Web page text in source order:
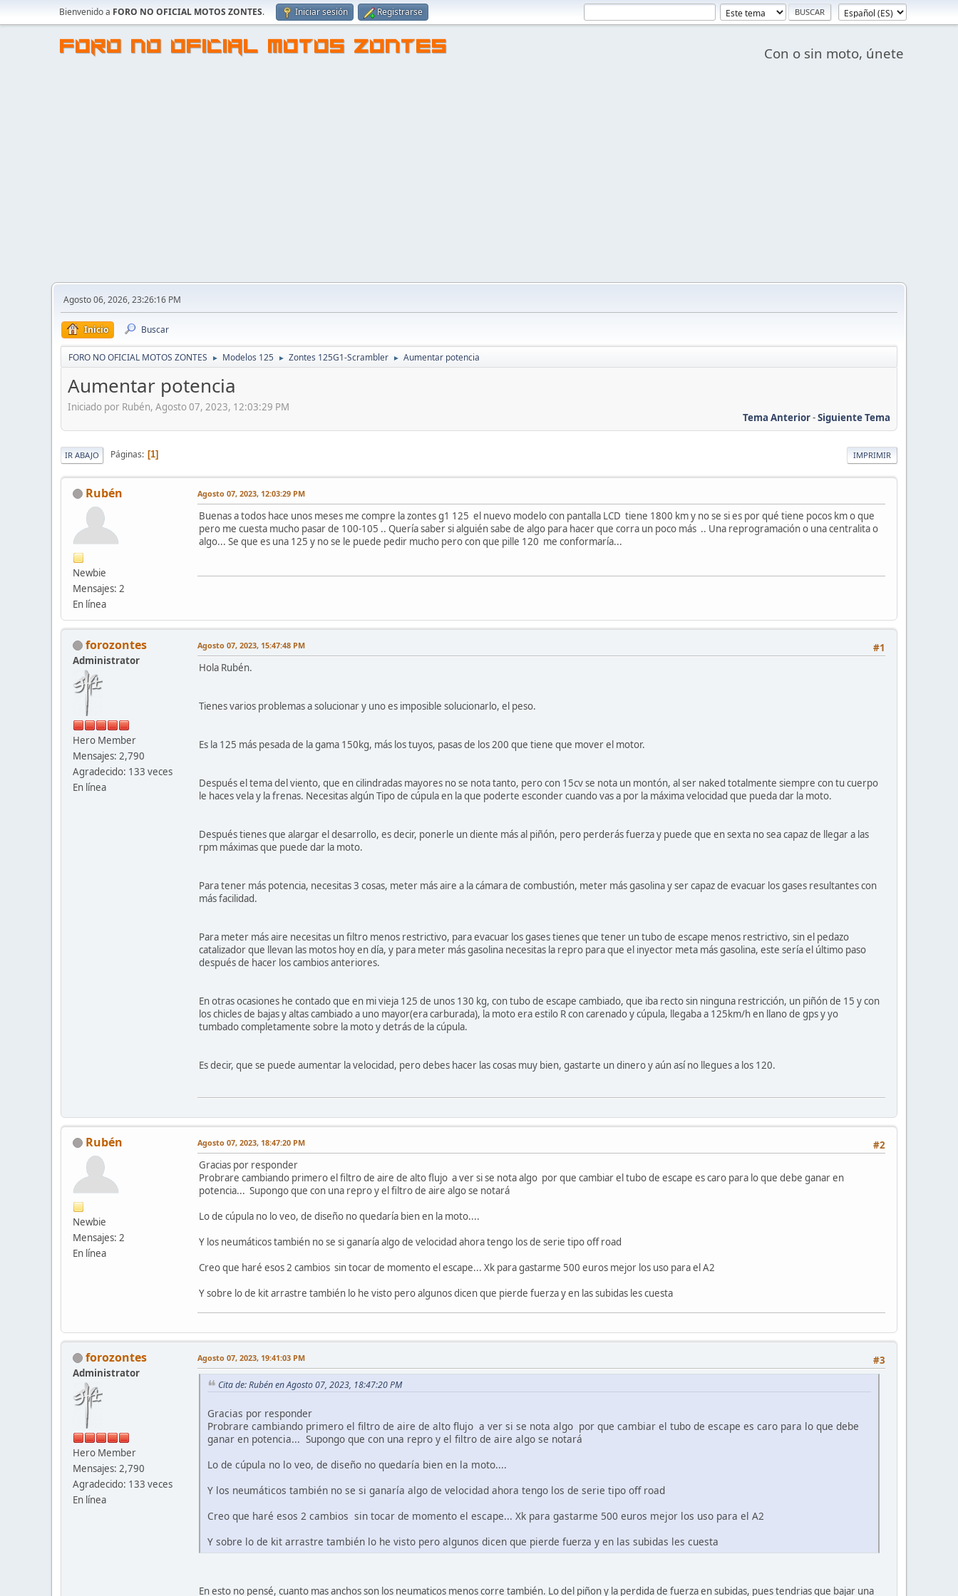
Bienvenido a FORO NO OFICIAL MOTOS ZONTES. Iniciar sesión Registrarse
FORO NO OFICIAL MOTOS ZONTES Con o sin moto, únete
Agosto 06, 2026, 23:26:16 PM
Inicio Buscar
FORO NO OFICIAL MOTOS ZONTES ► Modelos 125 ► Zontes 125G1-Scrambler ► Aumentar potencia
Aumentar potencia
Iniciado por Rubén, Agosto 07, 2023, 12:03:29 PM
Tema Anterior-Siguiente Tema
IMPRIMIR
IR ABAJO Páginas 1
Rubén
Newbie
Mensajes: 2
En línea
Agosto 07, 2023, 12:03:29 PM
Buenas a todos hace unos meses me compre la zontes g1 125 el nuevo modelo con pantalla LCD tiene 1800 km y no se si es por qué tiene pocos km o que
pero me cuesta mucho pasar de 100-105 .. Quería saber si alguién sabe de algo para hacer que corra un poco más .. Una reprogramación o una centralita o
algo... Se que es una 125 y no se le puede pedir mucho pero con que pille 120 me conformaría...
forozontes
Administrator
Hero Member
Mensajes: 2,790
Agradecido: 133 veces
En línea
#1
Agosto 07, 2023, 15:47:48 PM
Hola Rubén.
Tienes varios problemas a solucionar y uno es imposible solucionarlo, el peso.
Es la 125 más pesada de la gama 150kg, más los tuyos, pasas de los 200 que tiene que mover el motor.
Después el tema del viento, que en cilindradas mayores no se nota tanto, pero con 15cv se nota un montón, al ser naked totalmente siempre con tu cuerpo
le haces vela y la frenas. Necesitas algún Tipo de cúpula en la que poderte esconder cuando vas a por la máxima velocidad que pueda dar la moto.
Después tienes que alargar el desarrollo, es decir, ponerle un diente más al piñón, pero perderás fuerza y puede que en sexta no sea capaz de llegar a las
rpm máximas que puede dar la moto.
Para tener más potencia, necesitas 3 cosas, meter más aire a la cámara de combustión, meter más gasolina y ser capaz de evacuar los gases resultantes con
más facilidad.
Para meter más aire necesitas un filtro menos restrictivo, para evacuar los gases tienes que tener un tubo de escape menos restrictivo, sin el pedazo
catalizador que llevan las motos hoy en día, y para meter más gasolina necesitas la repro para que el inyector meta más gasolina, este sería el último paso
después de hacer los cambios anteriores.
En otras ocasiones he contado que en mi vieja 125 de unos 130 kg, con tubo de escape cambiado, que iba recto sin ninguna restricción, un piñón de 15 y con
los chicles de bajas y altas cambiado a uno mayor(era carburada), la moto era estilo R con carenado y cúpula, llegaba a 125km/h en llano de gps y yo
tumbado completamente sobre la moto y detrás de la cúpula.
Es decir, que se puede aumentar la velocidad, pero debes hacer las cosas muy bien, gastarte un dinero y aún así no llegues a los 120.
Rubén
Newbie
Mensajes: 2
En línea
#2
Agosto 07, 2023, 18:47:20 PM
Gracias por responder
Probrare cambiando primero el filtro de aire de alto flujo a ver si se nota algo por que cambiar el tubo de escape es caro para lo que debe ganar en
potencia... Supongo que con una repro y el filtro de aire algo se notará
Lo de cúpula no lo veo, de diseño no quedaría bien en la moto....
Y los neumáticos también no se si ganaría algo de velocidad ahora tengo los de serie tipo off road
Creo que haré esos 2 cambios sin tocar de momento el escape... Xk para gastarme 500 euros mejor los uso para el A2
Y sobre lo de kit arrastre también lo he visto pero algunos dicen que pierde fuerza y en las subidas les cuesta
forozontes
Administrator
Hero Member
Mensajes: 2,790
Agradecido: 133 veces
En línea
#3
Agosto 07, 2023, 19:41:03 PM
Cita de: Rubén en Agosto 07, 2023, 18:47:20 PM
Gracias por responder
Probrare cambiando primero el filtro de aire de alto flujo a ver si se nota algo por que cambiar el tubo de escape es caro para lo que debe
ganar en potencia... Supongo que con una repro y el filtro de aire algo se notará
Lo de cúpula no lo veo, de diseño no quedaría bien en la moto....
Y los neumáticos también no se si ganaría algo de velocidad ahora tengo los de serie tipo off road
Creo que haré esos 2 cambios sin tocar de momento el escape... Xk para gastarme 500 euros mejor los uso para el A2
Y sobre lo de kit arrastre también lo he visto pero algunos dicen que pierde fuerza y en las subidas les cuesta
En esto no pensé, cuanto mas anchos son los neumaticos menos corre también. Lo del piñon y la perdida de fuerza en subidas, pues tendrias que bajar una